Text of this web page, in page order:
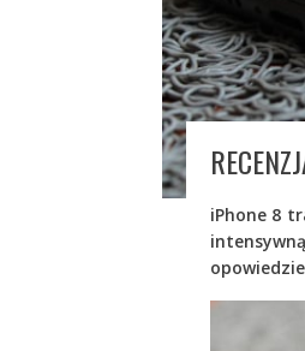
iPhone 8